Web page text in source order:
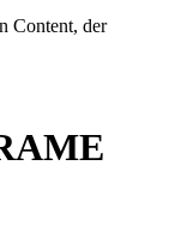
Content, der